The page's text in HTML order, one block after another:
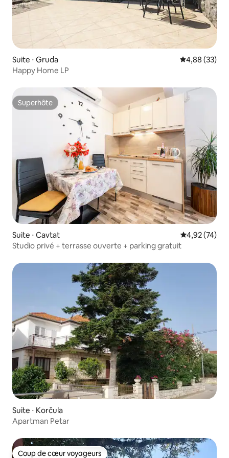
Suite ⋅ Gruda Évaluation
4,88 (33)
Happy Home LP
Superhôte
Superhôte
Suite ⋅ Cavtat Évaluation
4,92 (74)
Studio privé + terrasse ouverte + parking gratuit
Suite ⋅ Korčula
Apartman Petar
Coup de cœur voyageurs